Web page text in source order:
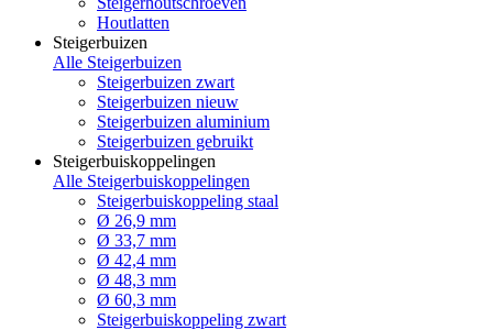
Houtlatten
Steigerbuizen
Alle Steigerbuizen
Steigerbuizen zwart
Steigerbuizen nieuw
Steigerbuizen aluminium
Steigerbuizen gebruikt
Steigerbuiskoppelingen
Alle Steigerbuiskoppelingen
Steigerbuiskoppeling staal
Ø 26,9 mm
Ø 33,7 mm
Ø 42,4 mm
Ø 48,3 mm
Ø 60,3 mm
Steigerbuiskoppeling zwart